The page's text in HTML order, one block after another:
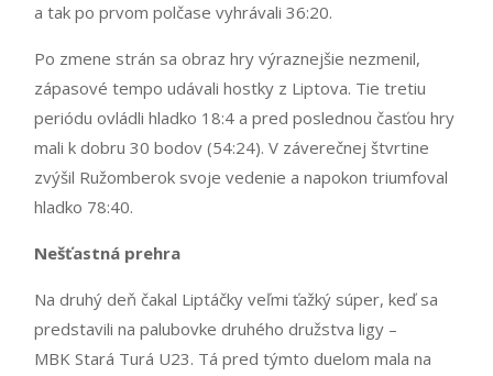
a tak po prvom polčase vyhrávali 36:20.
Po zmene strán sa obraz hry výraznejšie nezmenil,
zápasové tempo udávali hostky z Liptova. Tie tretiu
periódu ovládli hladko 18:4 a pred poslednou časťou hry
mali k dobru 30 bodov (54:24). V záverečnej štvrtine
zvýšil Ružomberok svoje vedenie a napokon triumfoval
hladko 78:40.
Nešťastná prehra
Na druhý deň čakal Liptáčky veľmi ťažký súper, keď sa
predstavili na palubovke druhého družstva ligy –
MBK Stará Turá U23. Tá pred týmto duelom mala na